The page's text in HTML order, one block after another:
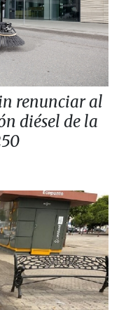
renunciar al
diésel de la